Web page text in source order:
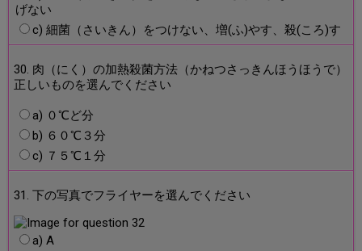
げない
c) 細菌（さいきん）をつけない、増(ふ)やす、殺(ころ)す
30. 肉（にく）の加熱殺菌方法（かねつさっきんほうほうで）
正しいものを選んでください
a) ０℃ど分
b) ６０℃３分
c) ７５℃１分
31. 下の写真でフライヤーを選んでください
a) A